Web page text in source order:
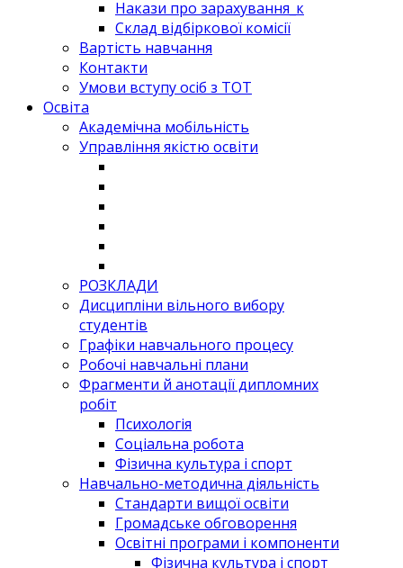
Накази про зарахування_к
Склад відбіркової комісії
Вартість навчання
Контакти
Умови вступу осіб з ТОТ
Освіта
Академічна мобільність
Управління якістю освіти
РОЗКЛАДИ
Дисципліни вільного вибору
студентів
Графіки навчального процесу
Робочі навчальні плани
Фрагменти й анотації дипломних
робіт
Психологія
Соціальна робота
Фізична культура і спорт
Навчально-методична діяльність
Стандарти вищої освіти
Громадське обговорення
Освітні програми і компоненти
Фізична культура і спорт